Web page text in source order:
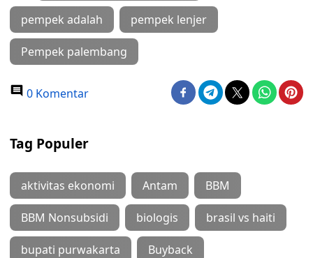
pempek adalah pempek lenjer
Pempek palembang
0 Komentar
Tag Populer
aktivitas ekonomi Antam BBM
BBM Nonsubsidi biologis brasil vs haiti
bupati purwakarta Buyback